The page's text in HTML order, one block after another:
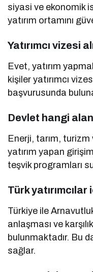
siyasi ve ekonomik
yatırım ortamını
Yatırımcı vizesi
Evet, yatırım
kişiler yatırımcı
başvurusunda
Devlet hangi
Enerji, tarım,
yatırım yapan
teşvik programları
Türk
Türkiye ile
anlaşması ve
bulunmaktadır. Bu
sağlar.